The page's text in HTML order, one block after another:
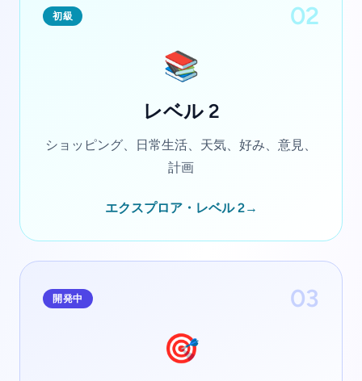
初級 02
📚
レベル 2
ショッピング、日常生活、天気、好み、意見、
計画
エクスプロア・レベル 2→
開発中 03
🎯